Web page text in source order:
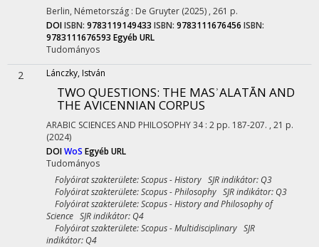
Berlin, Németország : De Gruyter (2025) , 261 p.
DOIISBN: 9783119149433 ISBN: 9783111676456 ISBN:
9783111676593 Egyéb URL
Tudományos
2 Lánczky, István
TWO QUESTIONS: THE MASʾALATĀN AND
THE AVICENNIAN CORPUS
ARABIC SCIENCES AND PHILOSOPHY34: 2 pp. 187-207. , 21 p.
(2024)
DOIWoS Egyéb URL
Tudományos
Folyóirat szakterülete: Scopus - History SJR indikátor: Q3
Folyóirat szakterülete: Scopus - Philosophy SJR indikátor: Q3
Folyóirat szakterülete: Scopus - History and Philosophy of
Science SJR indikátor: Q4
Folyóirat szakterülete: Scopus - Multidisciplinary SJR
indikátor: Q4